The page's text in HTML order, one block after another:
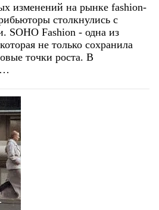
изменений на рынке fashion-
столкнулись с
SOHO Fashion - одна из
не только сохранила
точки роста. В